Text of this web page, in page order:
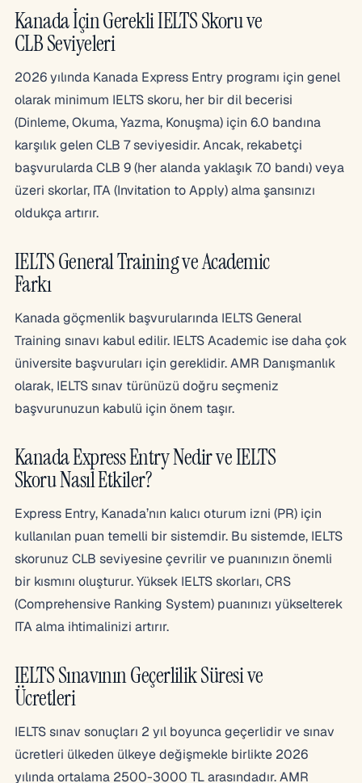
Kanada İçin Gerekli IELTS Skoru ve
CLB Seviyeleri
2026 yılında Kanada Express Entry programı için genel
olarak minimum IELTS skoru, her bir dil becerisi
(Dinleme, Okuma, Yazma, Konuşma) için 6.0 bandına
karşılık gelen CLB 7 seviyesidir. Ancak, rekabetçi
başvurularda CLB 9 (her alanda yaklaşık 7.0 bandı) veya
üzeri skorlar, ITA (Invitation to Apply) alma şansınızı
oldukça artırır.
IELTS General Training ve Academic
Farkı
Kanada göçmenlik başvurularında IELTS General
Training sınavı kabul edilir. IELTS Academic ise daha çok
üniversite başvuruları için gereklidir. AMR Danışmanlık
olarak, IELTS sınav türünüzü doğru seçmeniz
başvurunuzun kabulü için önem taşır.
Kanada Express Entry Nedir ve IELTS
Skoru Nasıl Etkiler?
Express Entry, Kanada’nın kalıcı oturum izni (PR) için
kullanılan puan temelli bir sistemdir. Bu sistemde, IELTS
skorunuz CLB seviyesine çevrilir ve puanınızın önemli
bir kısmını oluşturur. Yüksek IELTS skorları, CRS
(Comprehensive Ranking System) puanınızı yükselterek
ITA alma ihtimalinizi artırır.
IELTS Sınavının Geçerlilik Süresi ve
Ücretleri
IELTS sınav sonuçları 2 yıl boyunca geçerlidir ve sınav
ücretleri ülkeden ülkeye değişmekle birlikte 2026
yılında ortalama 2500-3000 TL arasındadır. AMR